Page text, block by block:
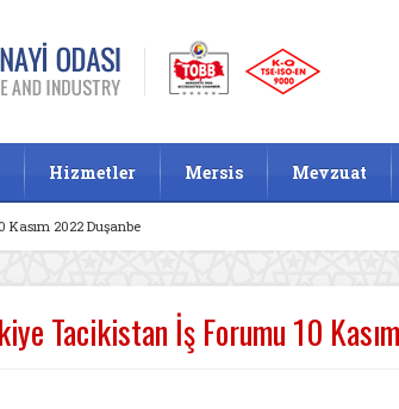
Hizmetler Mersis Mevzuat
2022 Duşanbe
Tacikistan İş Forumu 10